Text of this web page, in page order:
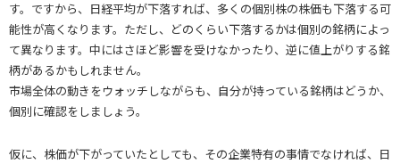
す。ですから、日経平均が下落すれば、多くの個別株の株価も下落する可
能性が高くなります。ただし、どのくらい下落するかは個別の銘柄によっ
て異なります。中にはさほど影響を受けなかったり、逆に値上がりする銘
柄があるかもしれません。
市場全体の動きをウォッチしながらも、自分が持っている銘柄はどうか、
個別に確認をしましょう。
仮に、株価が下がっていたとしても、その企業特有の事情でなければ、日